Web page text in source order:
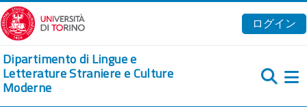
メインコンテンツへスキップする
ログイン
Dipartimento di Lingue e
Letterature Straniere e Culture
Moderne